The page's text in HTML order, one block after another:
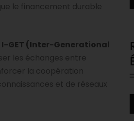
le financement durable
I-GET (Inter-Generational
les échanges entre
la coopération
et de réseaux